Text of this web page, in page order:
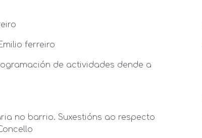
ferreiro
de actividades dende a
no barrio. Suxestións ao respecto